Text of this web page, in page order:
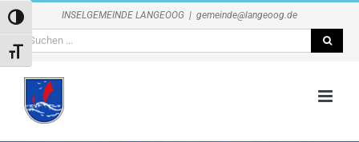
Zum
springen
INSELGEMEINDE LANGEOOG | gemeinde@langeoog.de
Suche
nach:
Umschalten auf hohe Kontraste
Schrift vergrößern